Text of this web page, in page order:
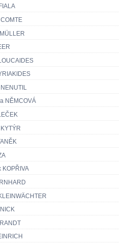
NĚMCOVÁ
KOPŘIVA